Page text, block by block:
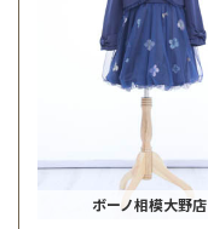
ボーノ相模大野店